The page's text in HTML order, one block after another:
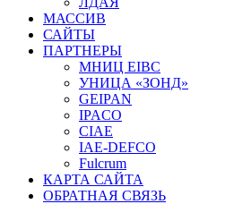
МАССИВ
САЙТЫ
ПАРТНЕРЫ
МНИЦ EIBC
УНИЦА «ЗОНД»
GEIPAN
IPACO
CIAE
IAE-DEFCO
Fulcrum
КАРТА САЙТА
ОБРАТНАЯ СВЯЗЬ